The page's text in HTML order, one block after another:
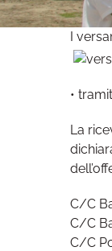
I
•
La
C/C
C/C
C/C